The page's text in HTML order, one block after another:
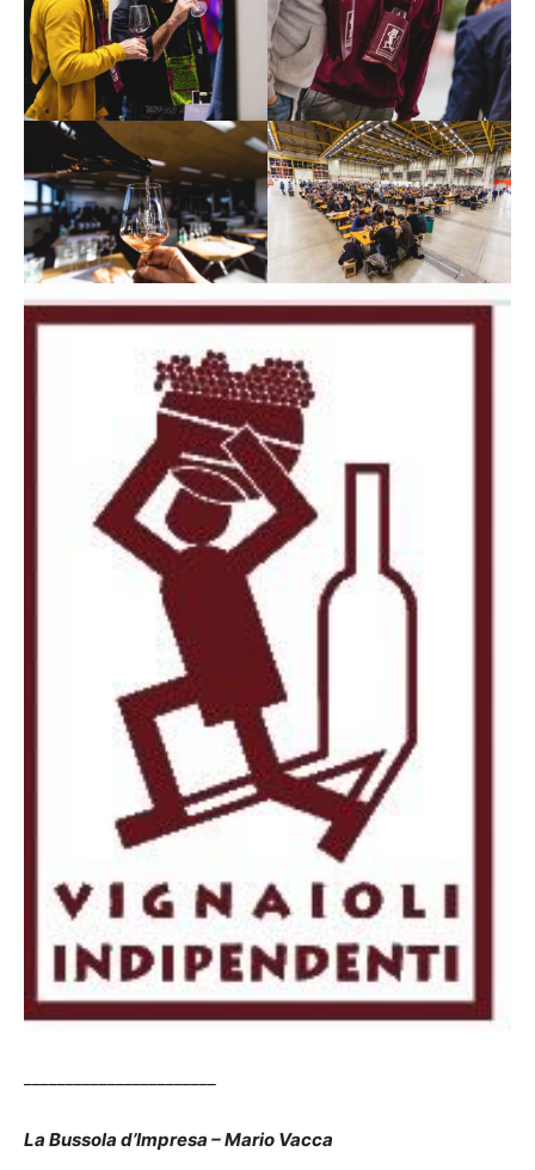
La Bussola d’Impresa – Mario Vacca